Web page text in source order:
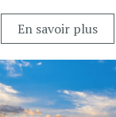
En savoir plus